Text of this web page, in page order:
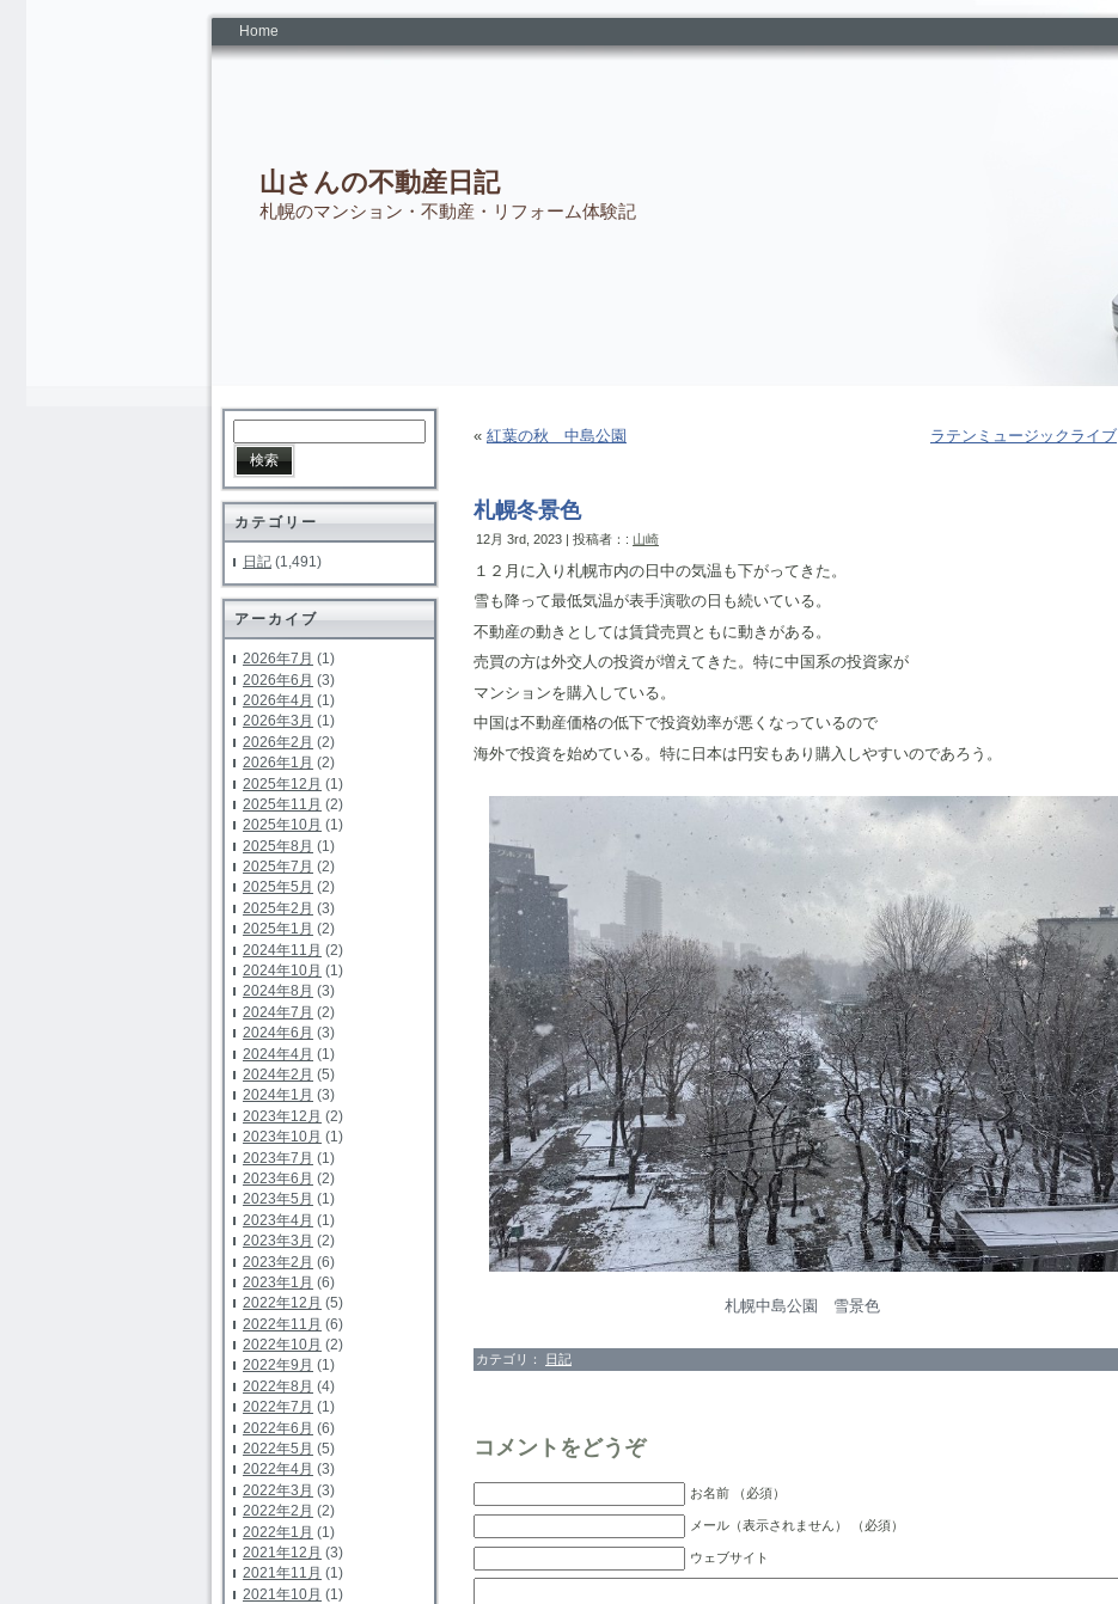
Home
山さんの不動産日記
札幌のマンション・不動産・リフォーム体験記
カテゴリー
日記 (1,491)
アーカイブ
2026年7月 (1)
2026年6月 (3)
2026年4月 (1)
2026年3月 (1)
2026年2月 (2)
2026年1月 (2)
2025年12月 (1)
2025年11月 (2)
2025年10月 (1)
2025年8月 (1)
2025年7月 (2)
2025年5月 (2)
2025年2月 (3)
2025年1月 (2)
2024年11月 (2)
2024年10月 (1)
2024年8月 (3)
2024年7月 (2)
2024年6月 (3)
2024年4月 (1)
2024年2月 (5)
2024年1月 (3)
2023年12月 (2)
2023年10月 (1)
2023年7月 (1)
2023年6月 (2)
2023年5月 (1)
2023年4月 (1)
2023年3月 (2)
2023年2月 (6)
2023年1月 (6)
2022年12月 (5)
2022年11月 (6)
2022年10月 (2)
2022年9月 (1)
2022年8月 (4)
2022年7月 (1)
2022年6月 (6)
2022年5月 (5)
2022年4月 (3)
2022年3月 (3)
2022年2月 (2)
2022年1月 (1)
2021年12月 (3)
2021年11月 (1)
2021年10月 (1)
« 紅葉の秋 中島公園 ラテンミュージックライブ
札幌冬景色
12月 3rd, 2023 | 投稿者：: 山崎
１２月に入り札幌市内の日中の気温も下がってきた。
雪も降って最低気温が表手演歌の日も続いている。
不動産の動きとしては賃貸売買ともに動きがある。
売買の方は外交人の投資が増えてきた。特に中国系の投資家が
マンションを購入している。
中国は不動産価格の低下で投資効率が悪くなっているので
海外で投資を始めている。特に日本は円安もあり購入しやすいのであろう。
札幌中島公園 雪景色
カテゴリ： 日記
コメントをどうぞ
お名前 （必須）
メール（表示されません） （必須）
ウェブサイト